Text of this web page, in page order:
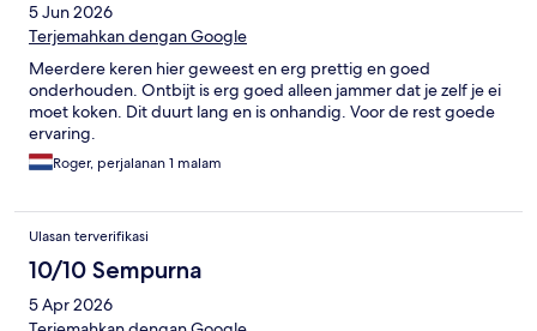
5 Jun 2026
Terjemahkan dengan Google
Meerdere keren hier geweest en erg prettig en goed
onderhouden. Ontbijt is erg goed alleen jammer dat je zelf je ei
moet koken. Dit duurt lang en is onhandig. Voor de rest goede
ervaring.
Roger, perjalanan 1 malam
Ulasan terverifikasi
10/10 Sempurna
5 Apr 2026